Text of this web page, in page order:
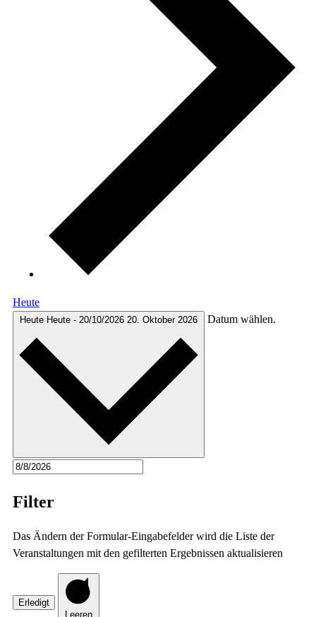
Heute
Heute Heute - 20/10/2026 20. Oktober 2026 Datum wählen.
Filter
Das Ändern der Formular-Eingabefelder wird die Liste der
Veranstaltungen mit den gefilterten Ergebnissen aktualisieren
Erledigt
Leeren